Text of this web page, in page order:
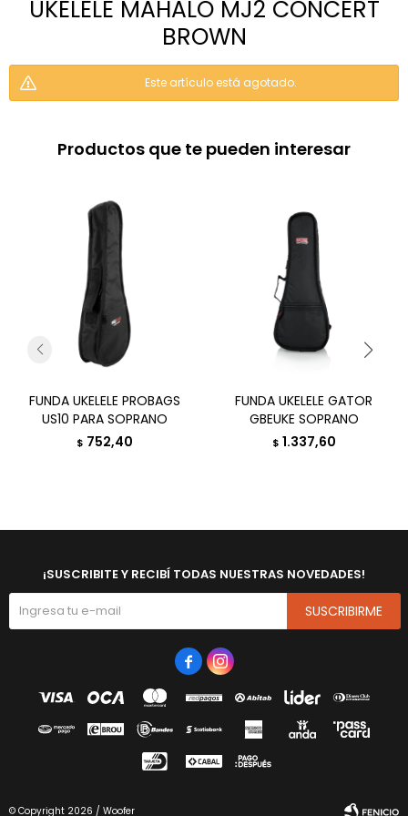
UKELELE MAHALO MJ2 CONCERT
BROWN
Este artículo está agotado.
Productos que te pueden interesar
FUNDA UKELELE PROBAGS
US10 PARA SOPRANO
$ 752,40
FUNDA UKELELE GATOR
GBEUKE SOPRANO
$ 1.337,60
¡SUSCRIBITE Y RECIBÍ TODAS NUESTRAS NOVEDADES!
SUSCRIBIRME
 
© Copyright 2026 / Woofer